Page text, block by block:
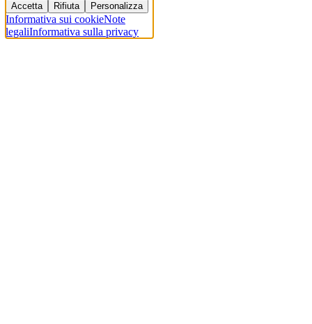
Accetta Rifiuta Personalizza
Informativa sui cookieNote
legaliInformativa sulla privacy